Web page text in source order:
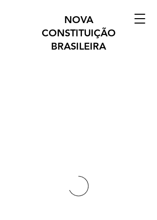
NOVA
CONSTITUIÇÃO
BRASILEIRA